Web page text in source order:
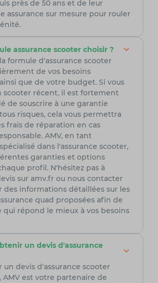
près de 50 ans et de leur
assurance sur mesure pour rouler
assurance scooter choisir ?
formule d'assurance scooter
de vos besoins
que de votre budget. Si vous
scooter récent, il est fortement
de souscrire à une garantie
risques, cela vous permettra
frais de réparation en cas
AMV, en tant
dans l'assurance scooter,
garanties et options
profil. N'hésitez pas à
sur amv.fr ou nous contacter
des informations détaillées sur les
quad proposées afin de
qui répond le mieux à vos besoins
un devis d'assurance
un devis d'assurance scooter
est votre partenaire de